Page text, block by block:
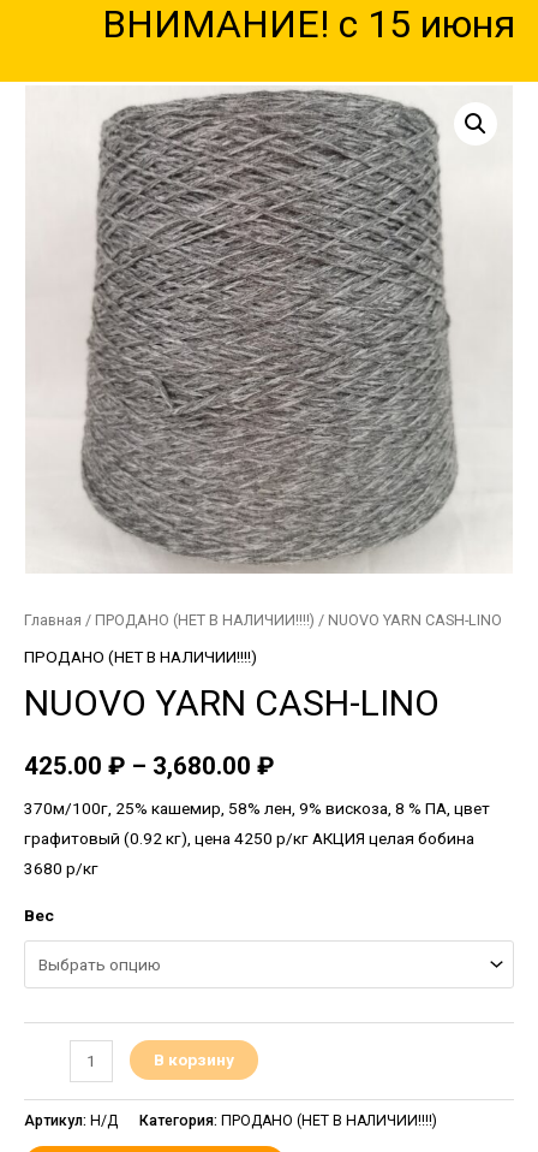
ВНИМАНИЕ! с 15 июня
Главная / ПРОДАНО (НЕТ В НАЛИЧИИ!!!!) / NUOVO YARN CASH-LINO
ПРОДАНО (НЕТ В НАЛИЧИИ!!!!)
NUOVO YARN CASH-LINO
425.00 ₽ – 3,680.00 ₽
370м/100г, 25% кашемир, 58% лен, 9% вискоза, 8 % ПА, цвет
графитовый (0.92 кг), цена 4250 р/кг АКЦИЯ целая бобина
3680 р/кг
Вес
В корзину
Артикул: Н/Д Категория: ПРОДАНО (НЕТ В НАЛИЧИИ!!!!)